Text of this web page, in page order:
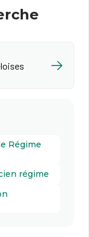
Régime
régime